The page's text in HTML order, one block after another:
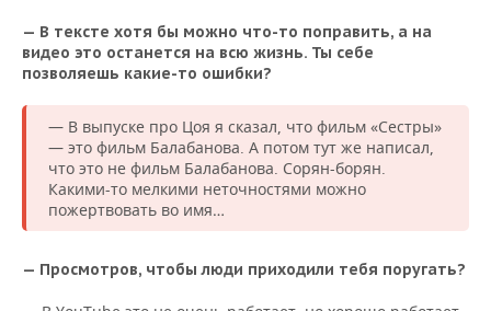
— В тексте хотя бы можно что-то поправить, а на
видео это останется на всю жизнь. Ты себе
позволяешь какие-то ошибки?
— В выпуске про Цоя я сказал, что фильм «Сестры»
— это фильм Балабанова. А потом тут же написал,
что это не фильм Балабанова. Сорян-борян.
Какими-то мелкими неточностями можно
пожертвовать во имя…
— Просмотров, чтобы люди приходили тебя поругать?